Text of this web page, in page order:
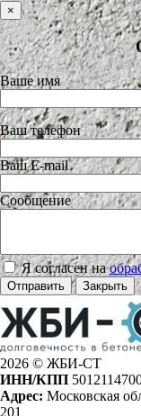
×
Ваше имя
Ваш телефон
Ваш E-mail
Сообщение
Я согласен на
Отправить Закрыть
2026 © ЖБИ-СТ
ИНН/КПП
Адрес: Московская
201